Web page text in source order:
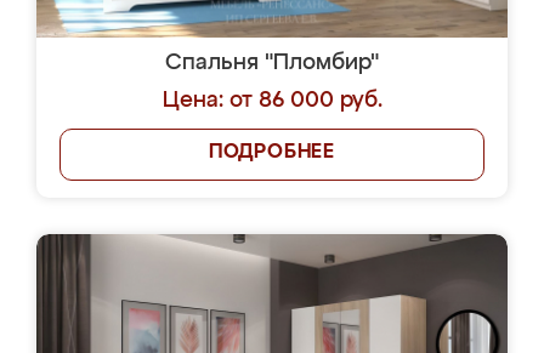
Спальня "Пломбир"
Цена: от 86 000 руб.
ПОДРОБНЕЕ